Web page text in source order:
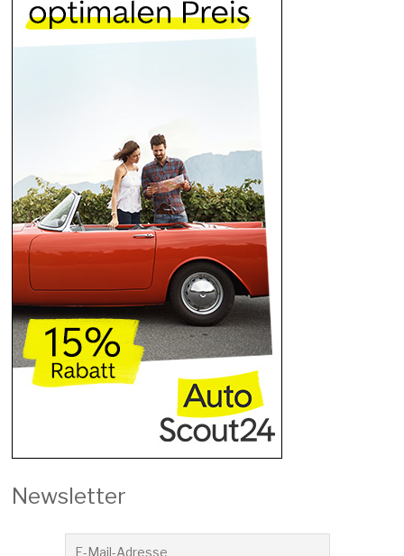
Newsletter